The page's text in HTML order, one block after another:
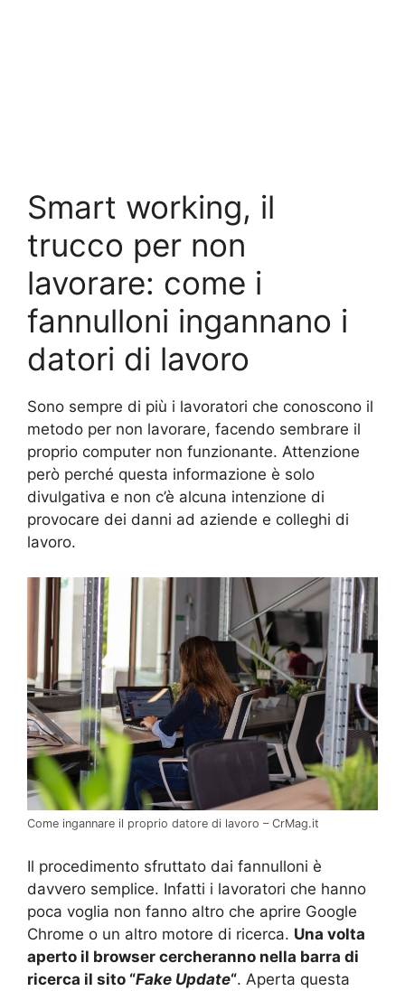
Smart working, il
trucco per non
lavorare: come i
fannulloni ingannano i
datori di lavoro
Sono sempre di più i lavoratori che conoscono il
metodo per non lavorare, facendo sembrare il
proprio computer non funzionante. Attenzione
però perché questa informazione è solo
divulgativa e non c’è alcuna intenzione di
provocare dei danni ad aziende e colleghi di
lavoro.
Come ingannare il proprio datore di lavoro – CrMag.it
Il procedimento sfruttato dai fannulloni è
davvero semplice. Infatti i lavoratori che hanno
poca voglia non fanno altro che aprire Google
Chrome o un altro motore di ricerca. Una volta
aperto il browser cercheranno nella barra di
ricerca il sito “Fake Update“. Aperta questa